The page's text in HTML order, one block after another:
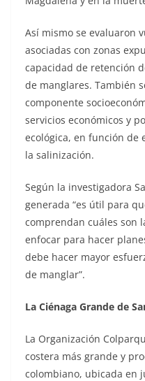
Así mismo se evaluaron
asociadas con zonas
capacidad de retención
de manglares. También
componente
servicios económicos y
ecológica, en función de
la salinización.
Según la investigadora
generada “es útil para
comprendan cuáles son
enfocar para hacer
debe hacer mayor
de manglar”.
La Ciénaga Grande de
La Organización
costera más grande y
colombiano, ubicada en